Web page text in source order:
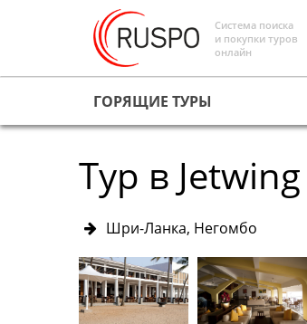
Система поиска
и покупки туров
онлайн
ГОРЯЩИЕ ТУРЫ
Тур в
Шри-Ланка, Негомбо